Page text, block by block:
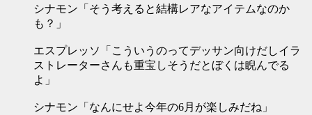
シナモン「そう考えると結構レアなアイテムなのか
も？」
エスプレッソ「こういうのってデッサン向けだしイラ
ストレーターさんも重宝しそうだとぼくは睨んでる
よ」
シナモン「なんにせよ今年の6月が楽しみだね」